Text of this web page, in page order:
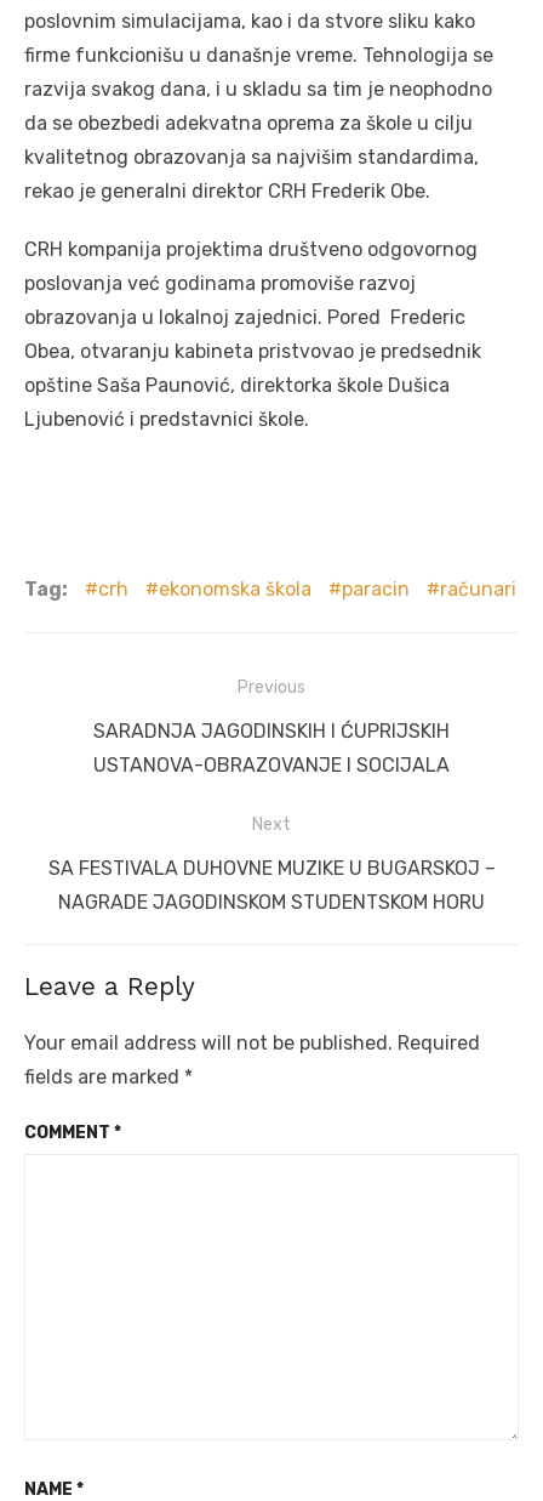
poslovnim simulacijama, kao i da stvore sliku kako
firme funkcionišu u današnje vreme. Tehnologija se
razvija svakog dana, i u skladu sa tim je neophodno
da se obezbedi adekvatna oprema za škole u cilju
kvalitetnog obrazovanja sa najvišim standardima,
rekao je generalni direktor CRH Frederik Obe.
CRH kompanija projektima društveno odgovornog
poslovanja već godinama promoviše razvoj
obrazovanja u lokalnoj zajednici. Pored Frederic
Obea, otvaranju kabineta pristvovao je predsednik
opštine Saša Paunović, direktorka škole Dušica
Ljubenović i predstavnici škole.
Tag: crh ekonomska škola paracin računari
navigation
Previous
PreviousSARADNJA JAGODINSKIH I ĆUPRIJSKIH
USTANOVA-OBRAZOVANJE I SOCIJALA
Next
Next
post:
SA FESTIVALA DUHOVNE MUZIKE U BUGARSKOJ –
NAGRADE JAGODINSKOM STUDENTSKOM HORU
Leave a Reply
Your email address will not be published. Required
fields are marked *
COMMENT *
NAME *